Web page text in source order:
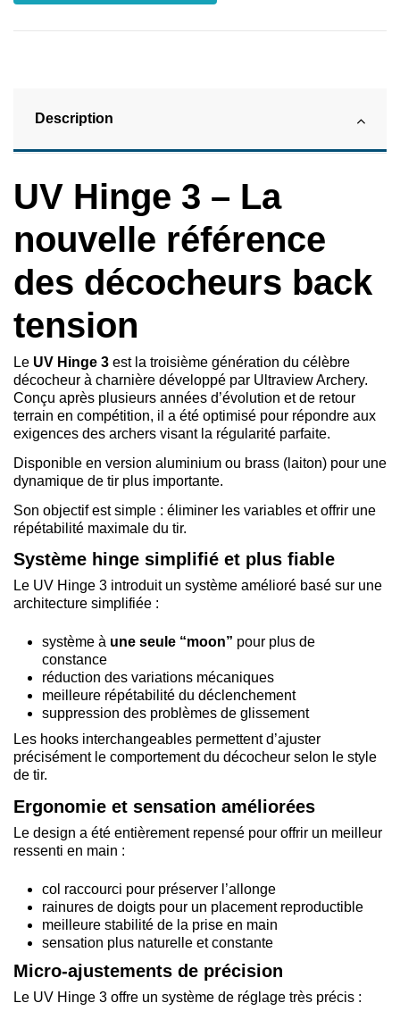
Description
UV Hinge 3 – La
nouvelle référence
des décocheurs back
tension
Le UV Hinge 3 est la troisième génération du célèbre
décocheur à charnière développé par Ultraview Archery.
Conçu après plusieurs années d’évolution et de retour
terrain en compétition, il a été optimisé pour répondre aux
exigences des archers visant la régularité parfaite.
Disponible en version aluminium ou brass (laiton) pour une
dynamique de tir plus importante.
Son objectif est simple : éliminer les variables et offrir une
répétabilité maximale du tir.
Système hinge simplifié et plus fiable
Le UV Hinge 3 introduit un système amélioré basé sur une
architecture simplifiée :
système à une seule “moon” pour plus de
constance
réduction des variations mécaniques
meilleure répétabilité du déclenchement
suppression des problèmes de glissement
Les hooks interchangeables permettent d’ajuster
précisément le comportement du décocheur selon le style
de tir.
Ergonomie et sensation améliorées
Le design a été entièrement repensé pour offrir un meilleur
ressenti en main :
col raccourci pour préserver l’allonge
rainures de doigts pour un placement reproductible
meilleure stabilité de la prise en main
sensation plus naturelle et constante
Micro-ajustements de précision
Le UV Hinge 3 offre un système de réglage très précis :